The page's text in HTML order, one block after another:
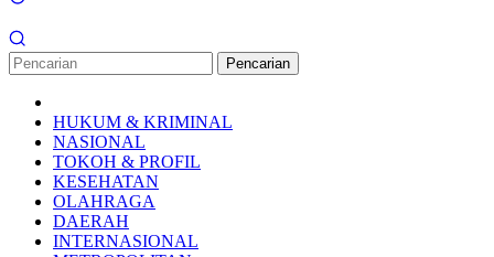
Pencarian
HUKUM & KRIMINAL
NASIONAL
TOKOH & PROFIL
KESEHATAN
OLAHRAGA
DAERAH
INTERNASIONAL